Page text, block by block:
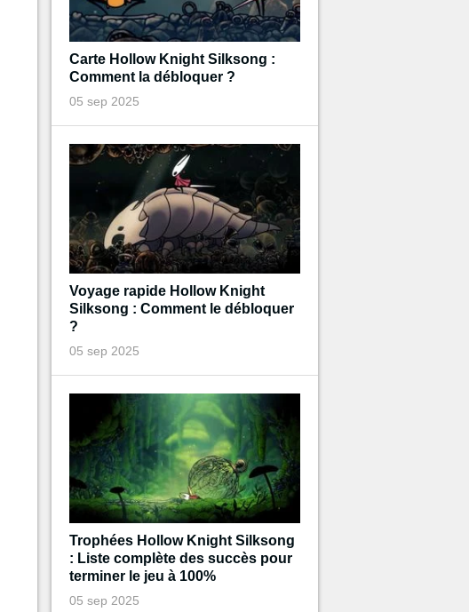
Carte Hollow Knight Silksong :
Comment la débloquer ?
05 sep 2025
Voyage rapide Hollow Knight
Silksong : Comment le débloquer
?
05 sep 2025
Trophées Hollow Knight Silksong
: Liste complète des succès pour
terminer le jeu à 100%
05 sep 2025